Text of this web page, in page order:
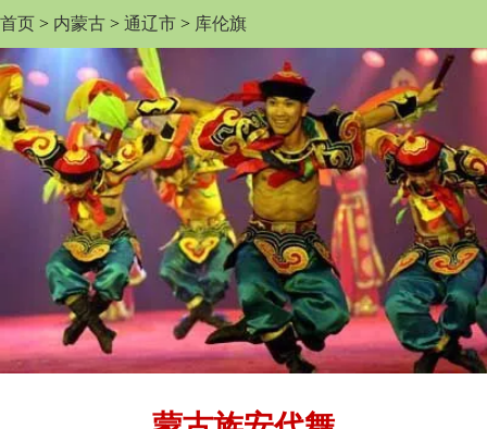
首页 > 内蒙古 > 通辽市 > 库伦旗